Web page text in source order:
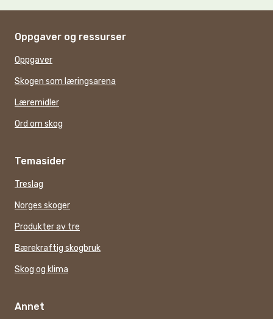
Oppgaver og ressurser
Oppgaver
Skogen som læringsarena
Læremidler
Ord om skog
Temasider
Treslag
Norges skoger
Produkter av tre
Bærekraftig skogbruk
Skog og klima
Annet